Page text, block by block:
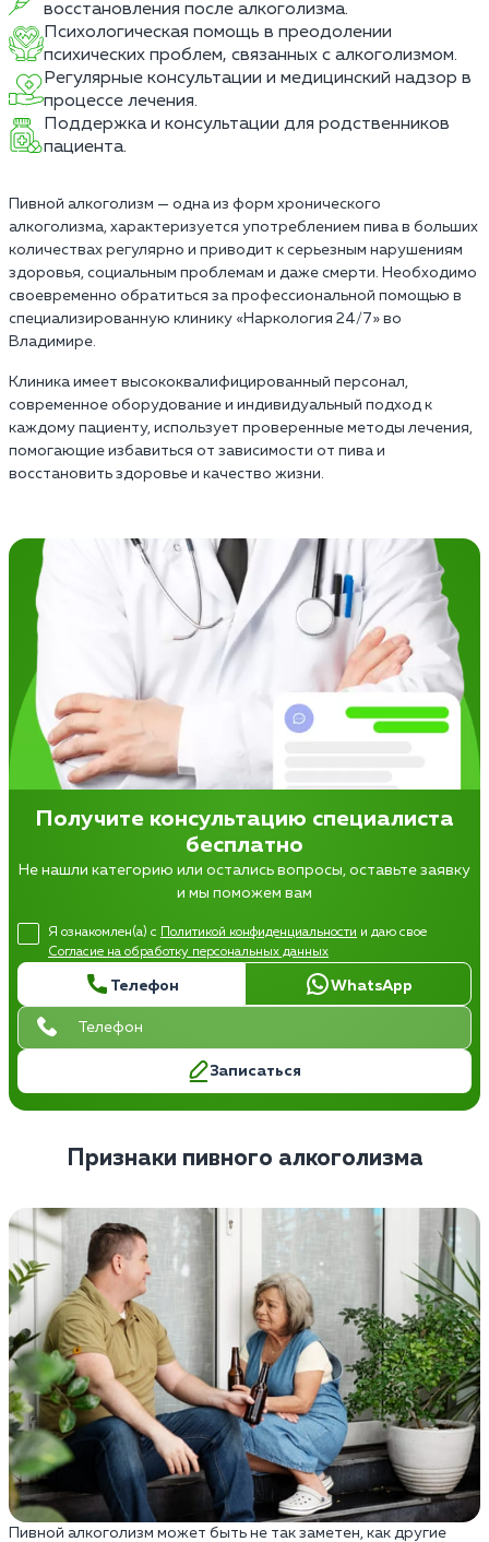
восстановления после алкоголизма.
Психологическая помощь в преодолении
психических проблем, связанных с алкоголизмом.
Регулярные консультации и медицинский надзор в
процессе лечения.
Поддержка и консультации для родственников
пациента.
Пивной алкоголизм — одна из форм хронического
алкоголизма, характеризуется употреблением пива в больших
количествах регулярно и приводит к серьезным нарушениям
здоровья, социальным проблемам и даже смерти. Необходимо
своевременно обратиться за профессиональной помощью в
специализированную клинику «Наркология 24/7» во
Владимире.
Клиника имеет высококвалифицированный персонал,
современное оборудование и индивидуальный подход к
каждому пациенту, использует проверенные методы лечения,
помогающие избавиться от зависимости от пива и
восстановить здоровье и качество жизни.
Получите консультацию специалиста
бесплатно
Не нашли категорию или остались вопросы, оставьте заявку
и мы поможем вам
Телефон WhatsApp
Я ознакомлен(а) с Политикой конфиденциальности и даю свое
Согласие на обработку персональных данных
Записаться
Признаки пивного алкоголизма
Пивной алкоголизм может быть не так заметен, как другие